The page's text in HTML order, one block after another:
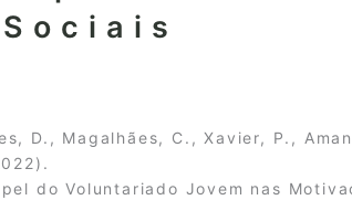
D., Magalhães, C., Xavier, P.,
do Voluntariado Jovem nas